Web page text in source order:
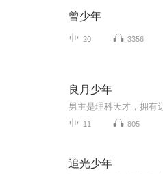
曾少年
20 3356
良月少年
11 805
追光少年